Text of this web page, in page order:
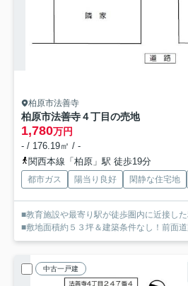
柏原市法善寺
柏原市法善寺４丁目の売地
1,780万円
- / 176.19㎡ / -
関西本線「柏原」駅 徒歩19分
都市ガス 陽当り良好 閑静な住宅地
■教育施設や最寄り駅が徒歩圏内に近接し
■敷地面積約５３坪＆建築条件なし！前面道
中古一戸建